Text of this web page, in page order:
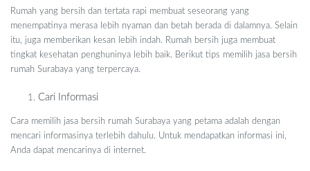
Rumah yang bersih dan tertata rapi membuat seseorang yang
menempatinya merasa lebih nyaman dan betah berada di dalamnya. Selain
itu, juga memberikan kesan lebih indah. Rumah bersih juga membuat
tingkat kesehatan penghuninya lebih baik. Berikut tips memilih jasa bersih
rumah Surabaya yang terpercaya.
Cari Informasi
Cara memilih jasa bersih rumah Surabaya yang petama adalah dengan
mencari informasinya terlebih dahulu. Untuk mendapatkan informasi ini,
Anda dapat mencarinya di internet.